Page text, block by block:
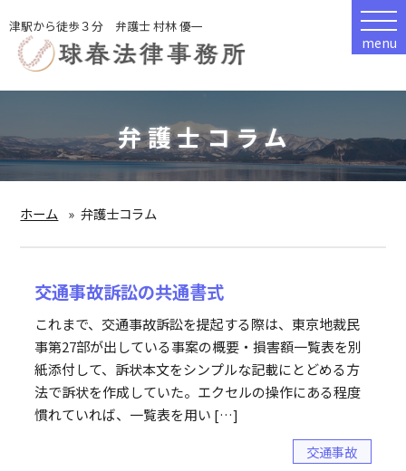
津駅から徒歩３分 弁護士 村林 優一
menu
弁護士コラム
ホーム 弁護士コラム
交通事故訴訟の共通書式
これまで、交通事故訴訟を提起する際は、東京地裁民
事第27部が出している事案の概要・損害額一覧表を別
紙添付して、訴状本文をシンプルな記載にとどめる方
法で訴状を作成していた。エクセルの操作にある程度
慣れていれば、一覧表を用い […]
交通事故